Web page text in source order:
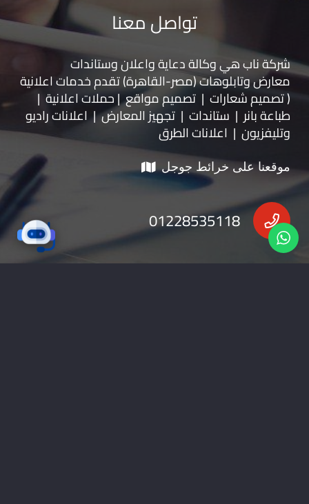
تواصل معنا
شركة ناب هي وكالة دعاية واعلان وستاندات
معارضوتابلوهات(مصر-القاهرة) تقدم خدمات اعلانية
( تصميم شعارات | تصميم مواقع | حملات اعلانية |
طباعة بانر | ستاندات | تجهيز المعارض | اعلانات راديو
وتليفزيون | اعلانات الطرق
موقعنا على خرائط جوجل
01228535118